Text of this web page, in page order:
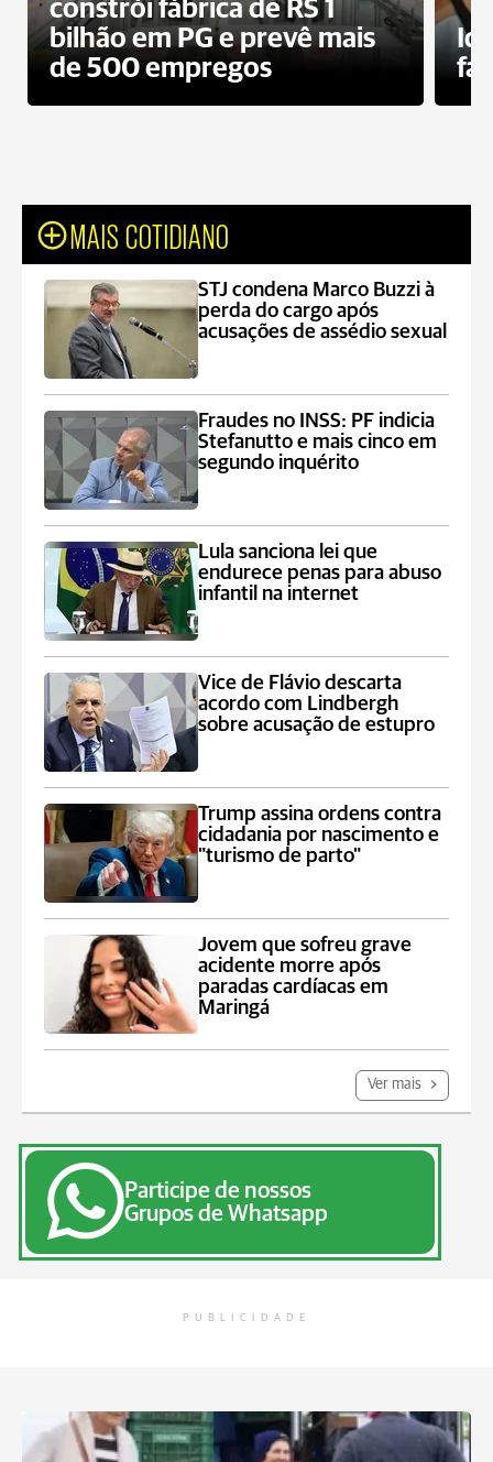
constrói fábrica de RS 1
bilhão em PG e prevê mais
de 500 empregos
MAIS COTIDIANO
STJ condena Marco Buzzi à
perda do cargo após
acusações de assédio sexual
Fraudes no INSS: PF indicia
Stefanutto e mais cinco em
segundo inquérito
Lula sanciona lei que
endurece penas para abuso
infantil na internet
Vice de Flávio descarta
acordo com Lindbergh
sobre acusação de estupro
Trump assina ordens contra
cidadania por nascimento e
"turismo de parto"
Jovem que sofreu grave
acidente morre após
paradas cardíacas em
Maringá
Ver mais
Participe de nossos
Grupos de Whatsapp
PUBLICIDADE